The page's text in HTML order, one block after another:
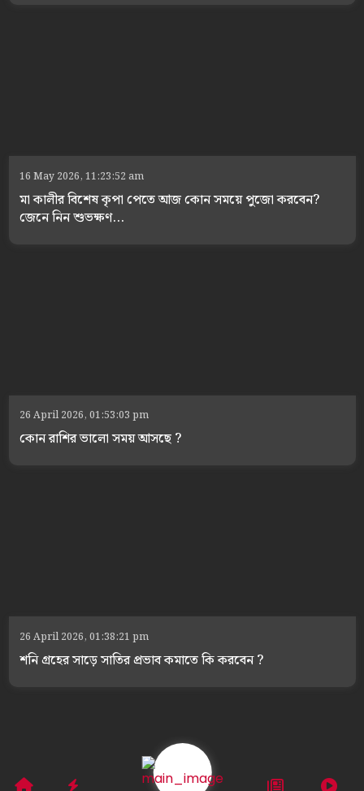
16 May 2026, 11:23:52 am
মা কালীর বিশেষ কৃপা পেতে আজ কোন সময়ে পুজো করবেন?
জেনে নিন শুভক্ষণ...
26 April 2026, 01:53:03 pm
কোন রাশির ভালো সময় আসছে ?
26 April 2026, 01:38:21 pm
শনি গ্রহের সাড়ে সাতির প্রভাব কমাতে কি করবেন ?